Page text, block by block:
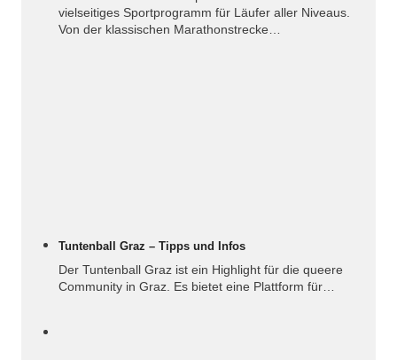
vielseitiges Sportprogramm für Läufer aller Niveaus.
Von der klassischen Marathonstrecke…
Tuntenball Graz – Tipps und Infos
Der Tuntenball Graz ist ein Highlight für die queere
Community in Graz. Es bietet eine Plattform für…